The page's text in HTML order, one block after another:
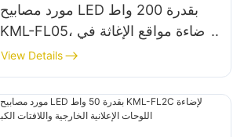
مورد مصابيح LED بقدرة 200 واط
KML-FL05، إضاءة مواقع الإغاثة في
حالات الطوارئ والكوارث
View Details